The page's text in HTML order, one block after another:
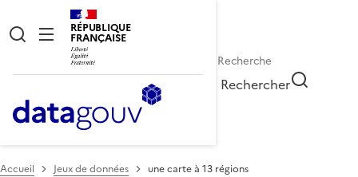
RÉPUBLIQUE
FRANÇAISE
Rechercher
Accueil Jeux de données une carte à 13 régions